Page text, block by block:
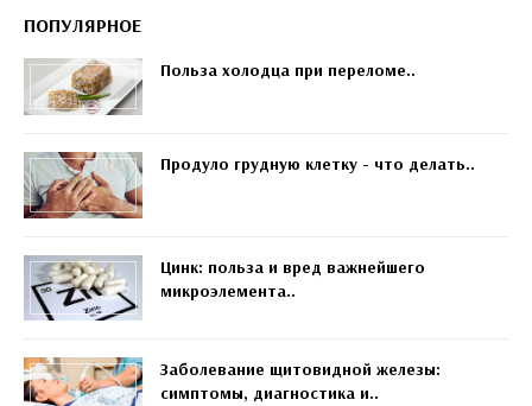
ПОПУЛЯРНОЕ
Польза холодца при переломе..
Продуло грудную клетку - что делать..
Цинк: польза и вред важнейшего
микроэлемента..
Заболевание щитовидной железы:
симптомы, диагностика и..